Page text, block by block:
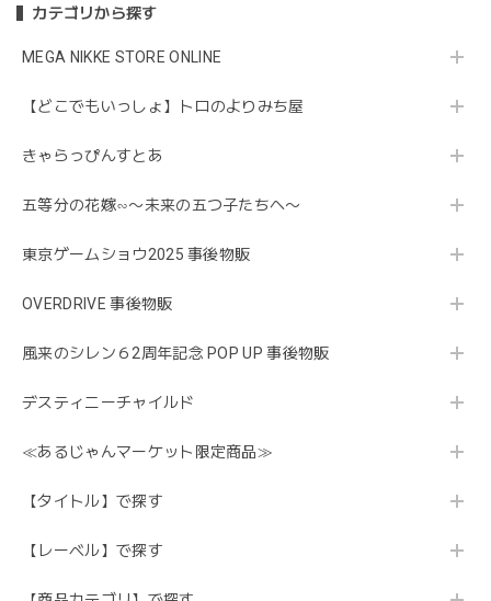
カテゴリから探す
MEGA NIKKE STORE ONLINE
【どこでもいっしょ】トロのよりみち屋
きゃらっぴんすとあ
五等分の花嫁∽〜未来の五つ子たちへ〜
東京ゲームショウ2025 事後物販
OVERDRIVE 事後物販
風来のシレン６2周年記念 POP UP 事後物販
デスティニーチャイルド
≪あるじゃんマーケット限定商品≫
【タイトル】で探す
【レーベル】で探す